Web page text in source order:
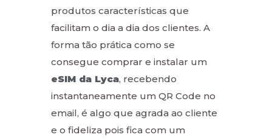
produtos características que
facilitam o dia a dia dos clientes. A
forma tão prática como se
consegue comprar e instalar um
eSIM da Lyca, recebendo
instantaneamente um QR Code no
email, é algo que agrada ao cliente
e o fideliza pois fica com um